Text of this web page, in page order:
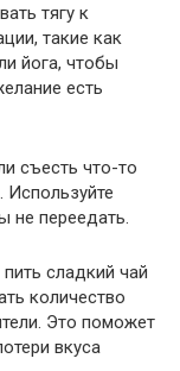
тягу к
такие как
йога, чтобы
есть
съесть что-то
Используйте
не переедать.
сладкий чай
количество
Это поможет
вкуса